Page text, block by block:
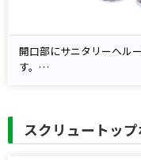
開口部にサニタリーヘル
す。
します。
標準ガスケットはシリコ
スクリュートッ